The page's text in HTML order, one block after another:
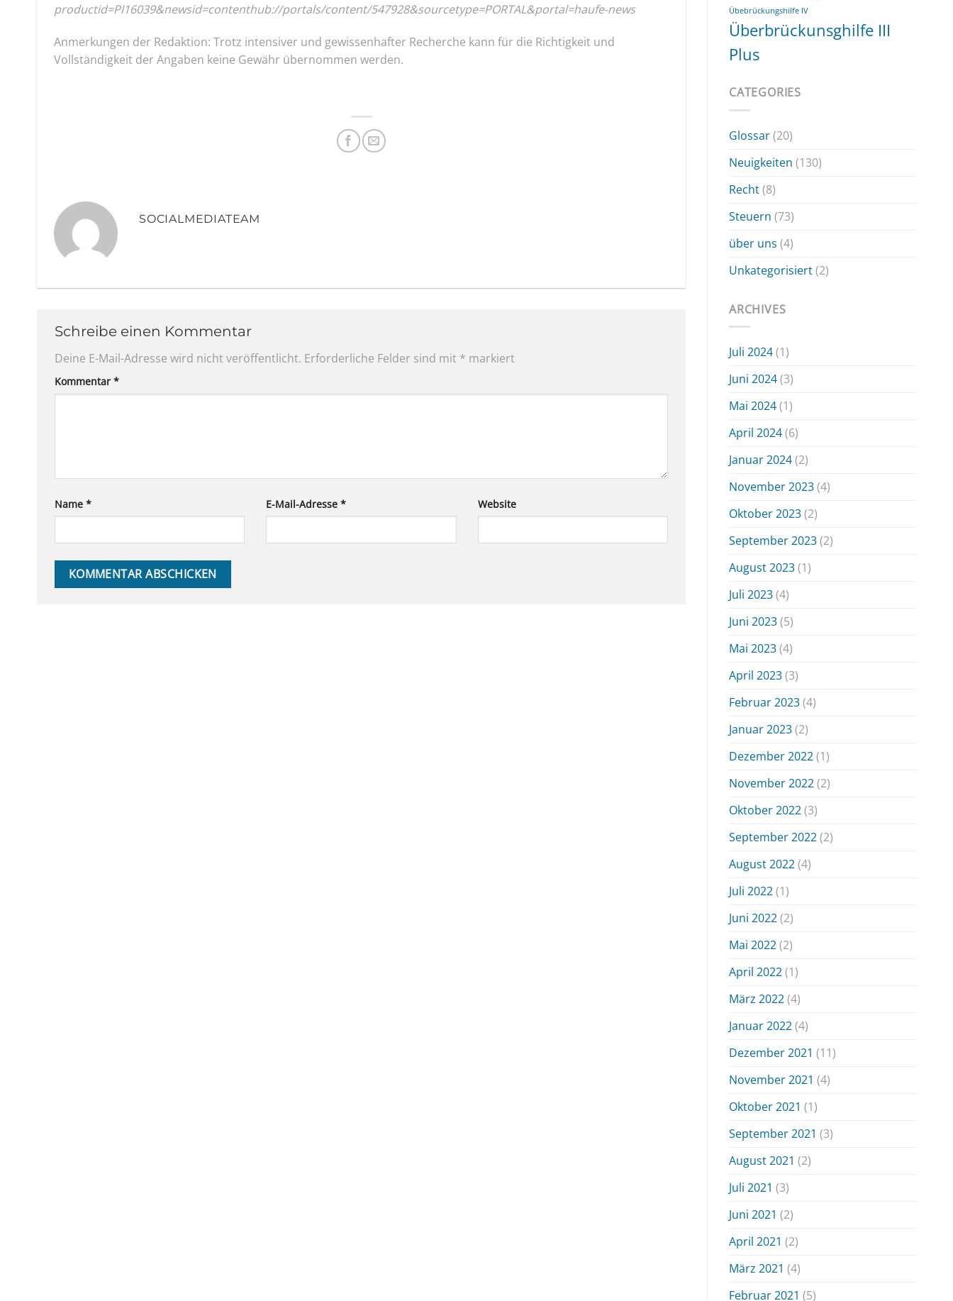
productid=PI16039&newsid=contenthub://portals/content/547928&sourcetype=PORTAL&portal=haufe-news
Anmerkungen der Redaktion: Trotz intensiver und gewissenhafter Recherche kann für die Richtigkeit und
Vollständigkeit der Angaben keine Gewähr übernommen werden.
SOCIALMEDIATEAM
Schreibe einen Kommentar
Deine E-Mail-Adresse wird nicht veröffentlicht. Erforderliche Felder sind mit * markiert
Kommentar *
Name * E-Mail-Adresse* Website
Übebrückungshilfe IV
Überbrückunsghilfe III
Plus
CATEGORIES
Glossar(20)
Neuigkeiten (130)
Recht(8)
Steuern (73)
über uns (4)
Unkategorisiert(2)
ARCHIVES
Juli 2024(1)
Juni 2024(3)
Mai 2024(1)
April 2024(6)
Januar 2024(2)
November 2023(4)
Oktober 2023(2)
September 2023(2)
August 2023(1)
Juli 2023(4)
Juni 2023(5)
Mai 2023(4)
April 2023(3)
Februar 2023(4)
Januar 2023(2)
Dezember 2022(1)
November 2022(2)
Oktober 2022(3)
September 2022(2)
August 2022(4)
Juli 2022(1)
Juni 2022(2)
Mai 2022(2)
April 2022(1)
März 2022(4)
Januar 2022(4)
Dezember 2021 (11)
November 2021 (4)
Oktober 2021 (1)
September 2021 (3)
August 2021 (2)
Juli 2021 (3)
Juni 2021 (2)
April 2021 (2)
März 2021 (4)
Februar 2021 (5)